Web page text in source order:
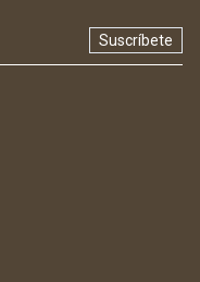
Suscríbete